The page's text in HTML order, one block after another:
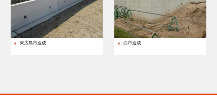
▲ 東広島市造成 ▲ 白市造成